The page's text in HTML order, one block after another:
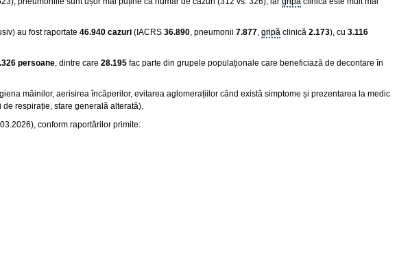
au fost raportate 46.940 cazuri (IACRS 36.890, pneumonii 7.877, gripă clinică 2.173), cu 3.116
persoane, dintre care 28.195 fac parte din grupele populaționale care beneficiază de decontare în
mâinilor, aerisirea încăperilor, evitarea aglomerațiilor când există simptome și prezentarea la medic
de respirație, stare generală alterată).
conform raportărilor primite: